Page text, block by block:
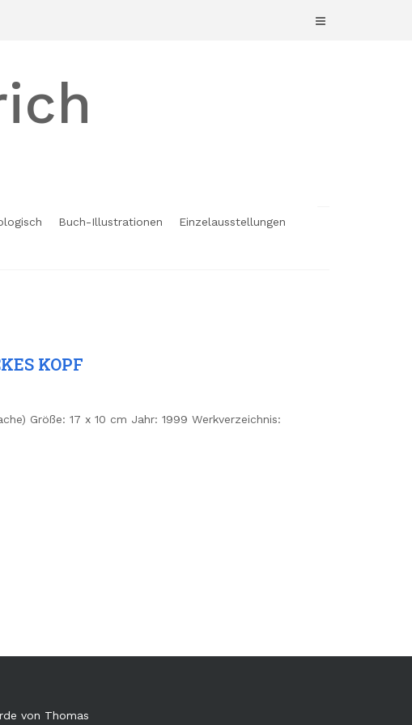
Buch-Illustrationen Einzelausstellungen
KOPF
Größe: 17 x 10 cm Jahr: 1999 Werkverzeichnis:
von Thomas